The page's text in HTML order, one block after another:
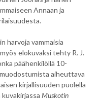
Annaan ja
harvoja vammaisia
elokuvaksi tehty R. J.
päähenkilöllä 10-
aiheuttava
kirjallisuuden puolella
kuvakirjassa Muskotin